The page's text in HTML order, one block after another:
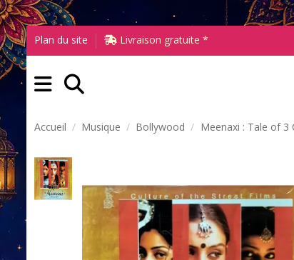
Plan du site Livraison gratuite *
Accueil Musique Bollywood Meenaxi : Tale of 3